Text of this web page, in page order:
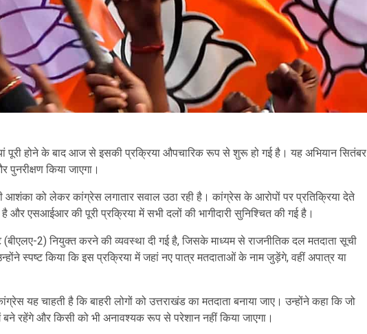
पूरी होने के बाद आज से इसकी प्रक्रिया औपचारिक रूप से शुरू हो गई है। यह अभियान सितंबर
किया जाएगा।
को लेकर कांग्रेस लगातार सवाल उठा रही है। कांग्रेस के आरोपों पर प्रतिक्रिया देते
एसआईआर की पूरी प्रक्रिया में सभी दलों की भागीदारी सुनिश्चित की गई है।
2) नियुक्त करने की व्यवस्था दी गई है, जिसके माध्यम से राजनीतिक दल मतदाता सूची
स्पष्ट किया कि इस प्रक्रिया में जहां नए पात्र मतदाताओं के नाम जुड़ेंगे, वहीं अपात्र या
यह चाहती है कि बाहरी लोगों को उत्तराखंड का मतदाता बनाया जाए। उन्होंने कहा कि जो
रहेंगे और किसी को भी अनावश्यक रूप से परेशान नहीं किया जाएगा।